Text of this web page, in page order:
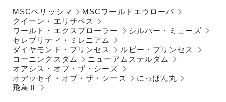
MSCベリッシマ
MSCワールドエウローパ
クイーン・エリザベス
ワールド・エクスプローラー
シルバー・ミューズ
セレブリティ・ミレニアム
ダイヤモンド・プリンセス
ルビー・プリンセス
コーニングスダム
ニューアムステルダム
オアシス・オブ・ザ・シーズ
オデッセイ・オブ・ザ・シーズ
にっぽん丸
飛鳥Ⅱ